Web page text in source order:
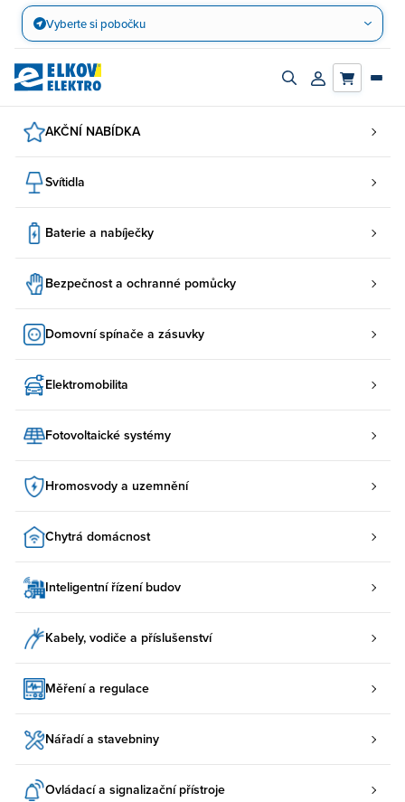
Přejít
obsah
Vyberte si pobočku
Zapnout/vypnout
Přihlásit/
AKČNÍ NABÍDKA
Svítidla
Baterie a nabíječky
Bezpečnost a ochranné pomůcky
Domovní spínače a zásuvky
Elektromobilita
Fotovoltaické systémy
Hromosvody a uzemnění
Chytrá domácnost
Inteligentní řízení budov
Kabely, vodiče a příslušenství
Měření a regulace
Nářadí a stavebniny
Ovládací a signalizační přístroje